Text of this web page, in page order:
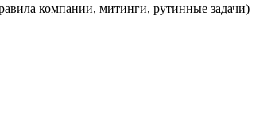
компании, митинги, рутинные задачи)